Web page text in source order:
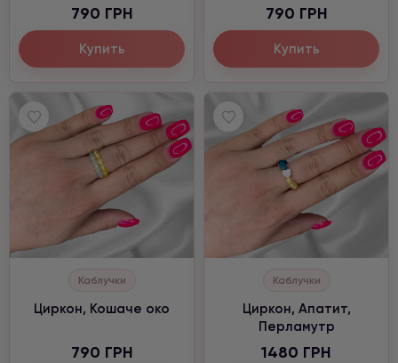
790 ГРН
Купить
790 ГРН
Купить
Каблучки
Циркон, Кошаче око
790 ГРН
Каблучки
Циркон, Апатит,
Перламутр
1480 ГРН